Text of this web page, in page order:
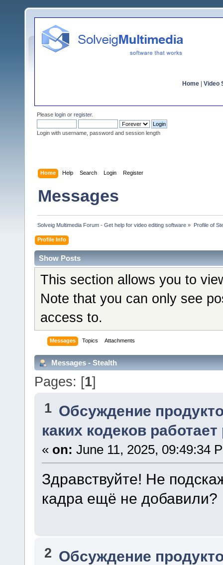
Home Video
Please login or register.
Login with username, password and session length
Home Help Search Login Register
Messages
Solveig Multimedia Forum - Get help for video editing software » Profile of
Profile Info
Show Posts
This section allows you to
Note that you can only see
access to.
Messages Topics Attachments
Messages - Stealth
Pages: [1]
1 Обсуждение
каких кодеков
« on: June 11, 2025, 09:49:34
Здравствуйте! Не
кадра ещё не добавили?
2 Обсуждение